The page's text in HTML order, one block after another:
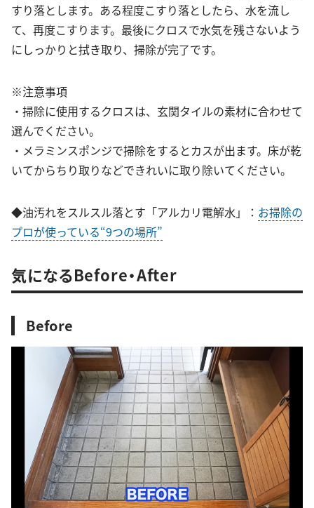
すり落とします。ある程度こすり落としたら、水を流し
て、再度こすります。最後にクロスで水気を残さないよう
にしっかりと拭き取り、掃除が完了です。
※注意事項
・掃除に使用するクロスは、玄関タイルの素材に合わせて
選んでください。
・メラミンスポンジで掃除をするとカスが出ます。床が乾
いてからちり取りなどできれいに取り除いてください。
◆油汚れをスルスル落とす「アルカリ電解水」： お掃除の
プロが使っている“9つの場所”
気になるBefore・After
Before